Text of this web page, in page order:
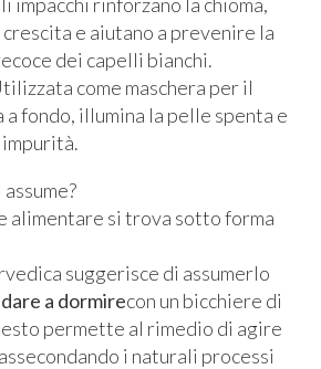
e aiutano a prevenire la
dei capelli bianchi.
come maschera per il
a fondo, illumina la pelle spenta e
alimentare si trova sotto forma
suggerisce di assumerlo
a dormirecon un bicchiere di
permette al rimedio di agire
i naturali processi